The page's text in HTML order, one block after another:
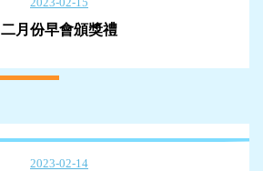
2023-02-15
二月份早會頒獎禮
2023-02-14